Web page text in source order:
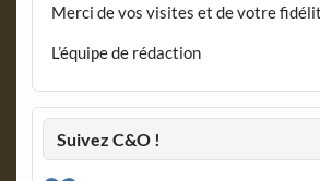
Merci de vos visites et de votre
L’équipe de rédaction
Suivez C&O !